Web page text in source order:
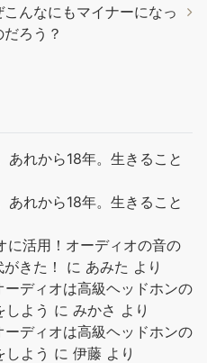
こんなにもマイナーになっ
ろう？
れから18年。生きること
れから18年。生きること
に活用！オーディオの音の
きた！
に あみた より
ーディオは高級ヘッドホンの
よう に みかさ より
ーディオは高級ヘッドホンの
よう に 伊藤 より